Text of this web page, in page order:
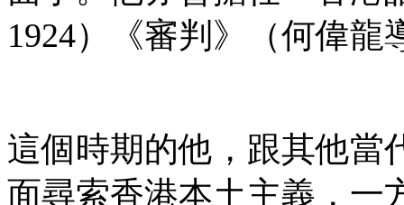
1924）《審判》（何偉龍
這個時期的他，跟其他當
面尋索香港本土主義，一